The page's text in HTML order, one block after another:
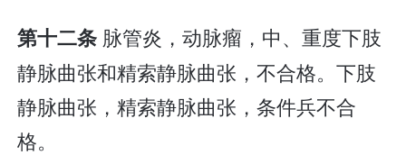
第十二条 脉管炎，动脉瘤，中、重度下肢
静脉曲张和精索静脉曲张，不合格。下肢
静脉曲张，精索静脉曲张，条件兵不合
格。